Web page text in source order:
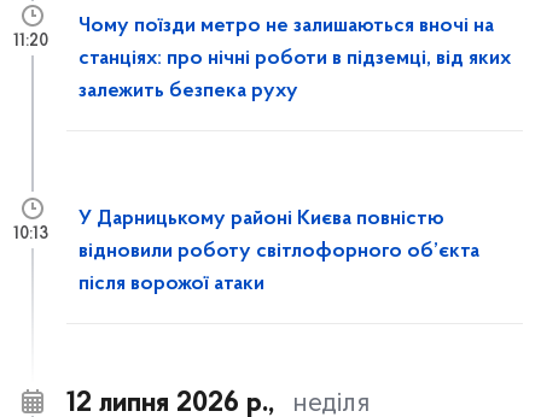
Чому поїзди метро не залишаються вночі на
станціях: про нічні роботи в підземці, від яких
залежить безпека руху
11:20
У Дарницькому районі Києва повністю
відновили роботу світлофорного об’єкта
після ворожої атаки
10:13
12 липня 2026 р., неділя